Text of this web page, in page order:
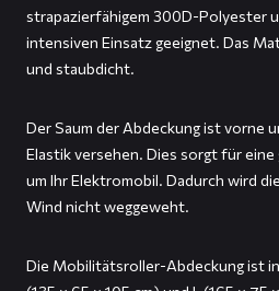
strapazierfähigem 300D-Polyester
intensiven Einsatz geeignet. Das
und staubdicht.
Der Saum der Abdeckung ist vorne
Elastik versehen. Dies sorgt für
um Ihr Elektromobil. Dadurch wird
Wind nicht weggeweht.
Die Mobilitätsroller-Abdeckung ist